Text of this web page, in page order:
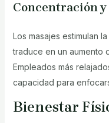
Concentración y
Los masajes estimulan
traduce en un aumento
Empleados más
capacidad para
Bienestar